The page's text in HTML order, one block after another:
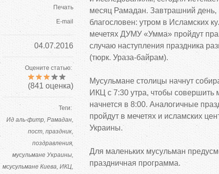
Печать
E-mail
04.07.2016
Оцените статью:
(841оценка)
Теги:
Ид аль-фитр Рамадан
пост праздник
поздравления
мусульмане Украины
мсусульмане Киева ИКЦ
месяц Рамадан. Завтрашний
благословен: утром в Исламских
мечетях ДУМУ «Умма» пройдут
случаю наступления праздника
(тюрк. Ураза-байрам).
Мусульмане столицы начнут
ИКЦ с 7:30 утра, чтобы совершить
начнется в 8:00. Аналогичные
пройдут в мечетях и исламских
Украины.
Для маленьких мусульман
праздничная программа.